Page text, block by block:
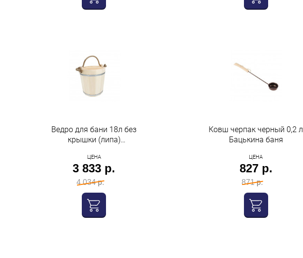
Ведро для бани 18л без
крышки (липа)
Бацькина баня
ЦЕНА
3 833 р.
4 034 р.
Ковш черпак черный 0,2 л
Бацькина баня
ЦЕНА
827 р.
871 р.